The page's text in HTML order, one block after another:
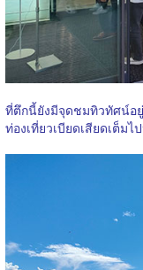
ที่ตึกนี้ยังมีจุดชมทิวทัศน์อ
ท่องเที่ยวเบียดเสียดเต็มไ